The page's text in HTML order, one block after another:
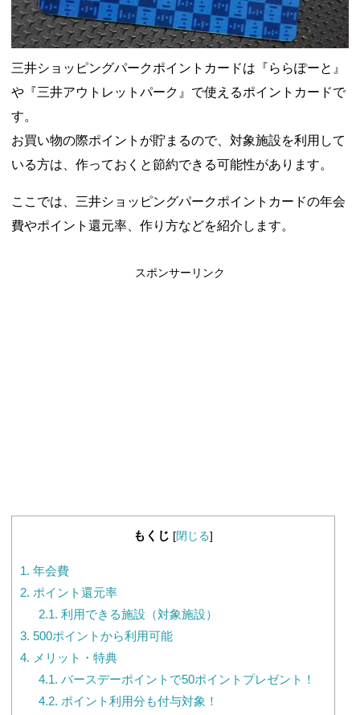
三井ショッピングパークポイントカードは『ららぽーと』
や『三井アウトレットパーク』で使えるポイントカードで
す。
お買い物の際ポイントが貯まるので、対象施設を利用して
いる方は、作っておくと節約できる可能性があります。
ここでは、三井ショッピングパークポイントカードの年会
費やポイント還元率、作り方などを紹介します。
スポンサーリンク
もくじ [閉じる]
1. 年会費
2. ポイント還元率
2.1. 利用できる施設（対象施設）
3. 500ポイントから利用可能
4. メリット・特典
4.1. バースデーポイントで50ポイントプレゼント！
4.2. ポイント利用分も付与対象！